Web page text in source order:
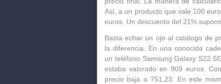
Así, a un producto que vale 100
euros. Un descuento del 21%
Basta echar un ojo al catálogo de
la diferencia. En una conocida
un teléfono Samsung Galaxy S22
estaba valorado en 909 euros.
precio baja a 751,23. En este